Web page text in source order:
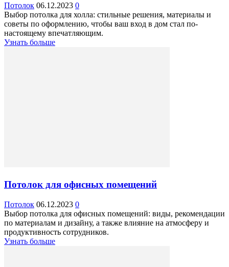
Потолок 06.12.2023 0
Выбор потолка для холла: стильные решения, материалы и
советы по оформлению, чтобы ваш вход в дом стал по-
настоящему впечатляющим.
Узнать больше
Потолок для офисных помещений
Потолок 06.12.2023 0
Выбор потолка для офисных помещений: виды, рекомендации
по материалам и дизайну, а также влияние на атмосферу и
продуктивность сотрудников.
Узнать больше